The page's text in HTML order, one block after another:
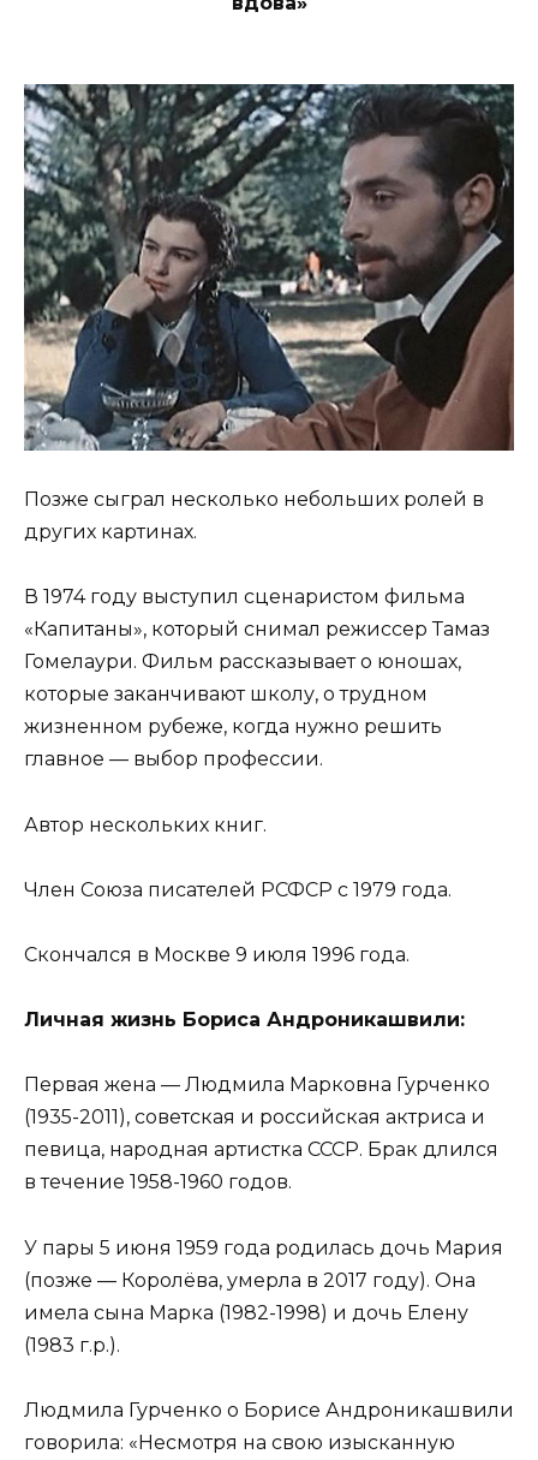
Позже сыграл несколько небольших ролей в
других картинах.
В 1974 году выступил сценаристом фильма
«Капитаны», который снимал режиссер Тамаз
Гомелаури. Фильм рассказывает о юношах,
которые заканчивают школу, о трудном
жизненном рубеже, когда нужно решить
главное — выбор профессии.
Автор нескольких книг.
Член Союза писателей РСФСР с 1979 года.
Скончался в Москве 9 июля 1996 года.
Личная жизнь Бориса Андроникашвили:
Первая жена — Людмила Марковна Гурченко
(1935-2011), советская и российская актриса и
певица, народная артистка СССР. Брак длился
в течение 1958-1960 годов.
У пары 5 июня 1959 года родилась дочь Мария
(позже — Королёва, умерла в 2017 году). Она
имела сына Марка (1982-1998) и дочь Елену
(1983 г.р.).
Людмила Гурченко о Борисе Андроникашвили
говорила: «Несмотря на свою изысканную